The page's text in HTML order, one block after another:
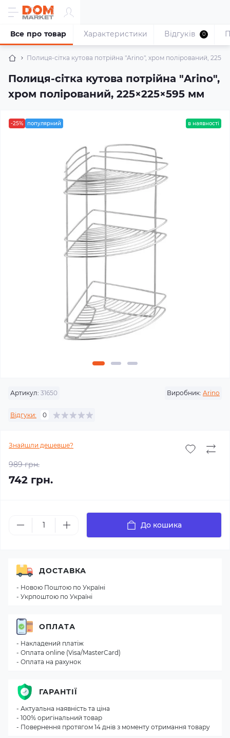
Полиця-сітка кутова потрійна "Arino", хром полірований,
Полиця-сітка кутова потрійна "Arino",
хром полірований, 225×225×595 мм
Все про товар Характеристики Відгуків 0
-25% популярний в наявності
Артикул: 31650 Виробник: Arino
Відгуки: 0
Знайшли дешевше?
989 грн.
742 грн.
До кошика
ДОСТАВКА
- Новою Поштою по Україні
- Укрпоштою по Україні
ОПЛАТА
- Накладений платіж
- Оплата online (Visa/MasterCard)
- Оплата на рахунок
ГАРАНТІЇ
- Актуальна наявність та ціна
- 100% оригінальний товар
- Повернення протягом 14 днів з моменту отримання товару